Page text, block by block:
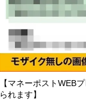
【マネーポストWEB
られます】